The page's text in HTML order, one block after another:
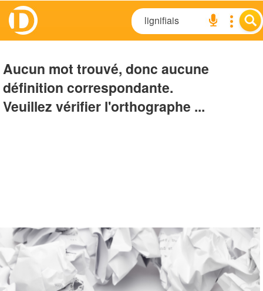
Aucun mot trouvé, donc aucune
définition correspondante.
Veuillez vérifier l'orthographe ...